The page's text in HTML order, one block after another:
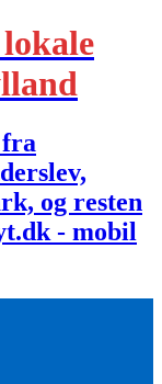
og resten
- mobil